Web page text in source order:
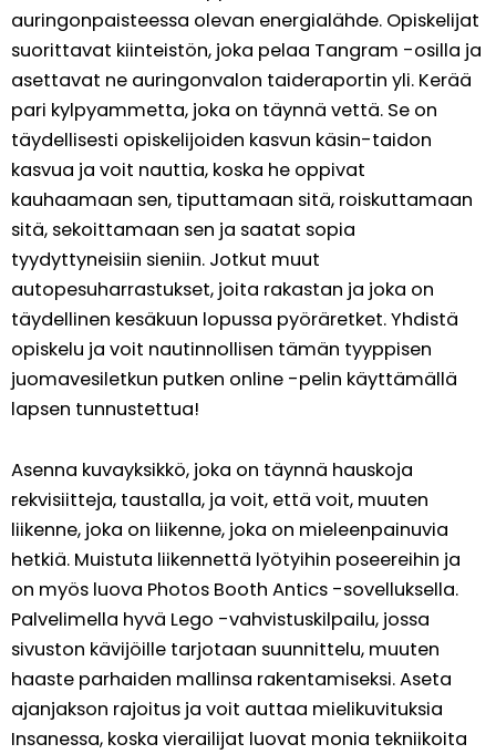
auringonpaisteessa olevan energialähde. Opiskelijat
suorittavat kiinteistön, joka pelaa Tangram -osilla ja
asettavat ne auringonvalon taideraportin yli. Kerää
pari kylpyammetta, joka on täynnä vettä. Se on
täydellisesti opiskelijoiden kasvun käsin-taidon
kasvua ja voit nauttia, koska he oppivat
kauhaamaan sen, tiputtamaan sitä, roiskuttamaan
sitä, sekoittamaan sen ja saatat sopia
tyydyttyneisiin sieniin. Jotkut muut
autopesuharrastukset, joita rakastan ja joka on
täydellinen kesäkuun lopussa pyöräretket. Yhdistä
opiskelu ja voit nautinnollisen tämän tyyppisen
juomavesiletkun putken online -pelin käyttämällä
lapsen tunnustettua!
Asenna kuvayksikkö, joka on täynnä hauskoja
rekvisiitteja, taustalla, ja voit, että voit, muuten
liikenne, joka on liikenne, joka on mieleenpainuvia
hetkiä. Muistuta liikennettä lyötyihin poseereihin ja
on myös luova Photos Booth Antics -sovelluksella.
Palvelimella hyvä Lego -vahvistuskilpailu, jossa
sivuston kävijöille tarjotaan suunnittelu, muuten
haaste parhaiden mallinsa rakentamiseksi. Aseta
ajanjakson rajoitus ja voit auttaa mielikuvituksia
Insanessa, koska vierailijat luovat monia tekniikoita